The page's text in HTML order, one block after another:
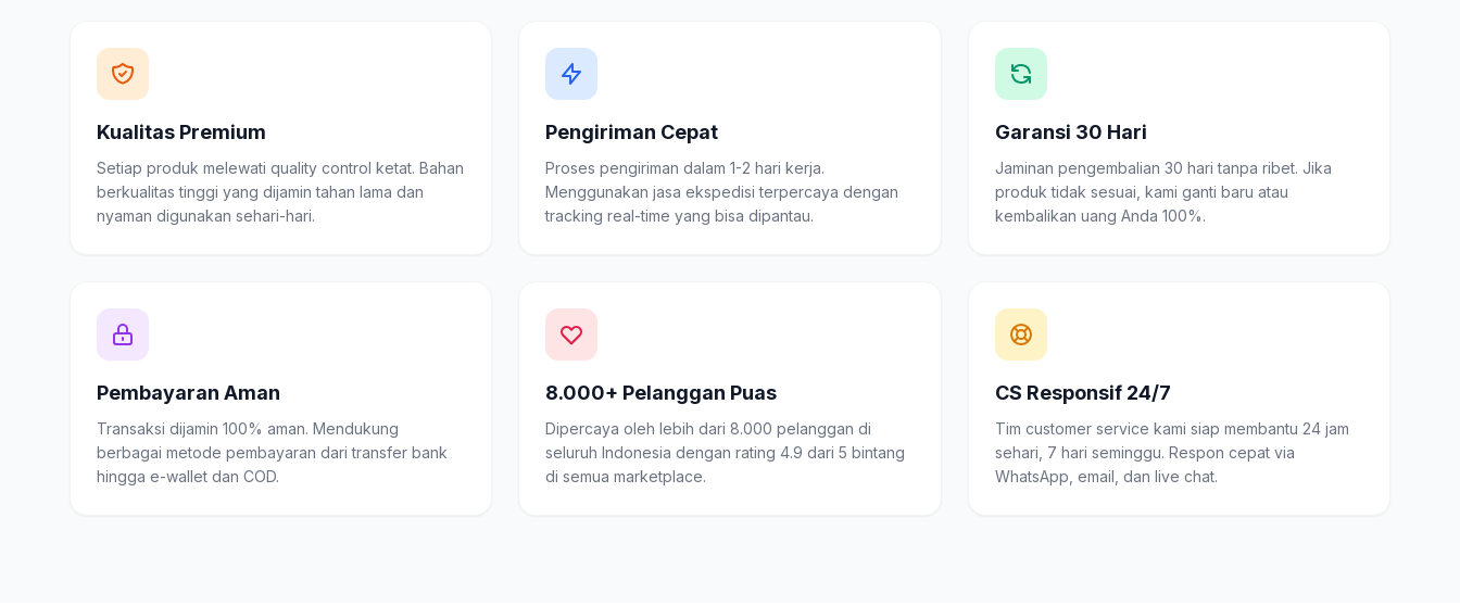
Kualitas Premium
Setiap produk melewati quality control ketat. Bahan
berkualitas tinggi yang dijamin tahan lama dan
nyaman digunakan sehari-hari.
Pengiriman Cepat
Proses pengiriman dalam 1-2 hari kerja.
Menggunakan jasa ekspedisi terpercaya dengan
tracking real-time yang bisa dipantau.
Garansi 30 Hari
Jaminan pengembalian 30 hari tanpa ribet. Jika
produk tidak sesuai, kami ganti baru atau
kembalikan uang Anda 100%.
Pembayaran Aman
Transaksi dijamin 100% aman. Mendukung
berbagai metode pembayaran dari transfer bank
hingga e-wallet dan COD.
8.000+ Pelanggan Puas
Dipercaya oleh lebih dari 8.000 pelanggan di
seluruh Indonesia dengan rating 4.9 dari 5 bintang
di semua marketplace.
CS Responsif 24/7
Tim customer service kami siap membantu 24 jam
sehari, 7 hari seminggu. Respon cepat via
WhatsApp, email, dan live chat.